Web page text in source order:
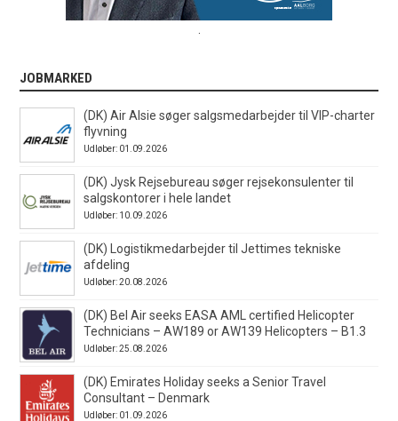
JOBMARKED
(DK) Air Alsie søger salgsmedarbejder til VIP-charter
flyvning
Udløber: 01.09.2026
(DK) Jysk Rejsebureau søger rejsekonsulenter til
salgskontorer i hele landet
Udløber: 10.09.2026
(DK) Logistikmedarbejder til Jettimes tekniske
afdeling
Udløber: 20.08.2026
(DK) Bel Air seeks EASA AML certified Helicopter
Technicians – AW189 or AW139 Helicopters – B1.3
Udløber: 25.08.2026
(DK) Emirates Holiday seeks a Senior Travel
Consultant – Denmark
Udløber: 01.09.2026